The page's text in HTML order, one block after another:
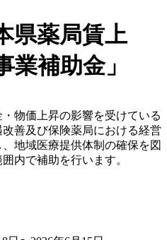
県薬局賃上
業補助金」
物価上昇の影響を受けている
善及び保険薬局における経営
地域医療提供体制の確保を図
内で補助を行います。